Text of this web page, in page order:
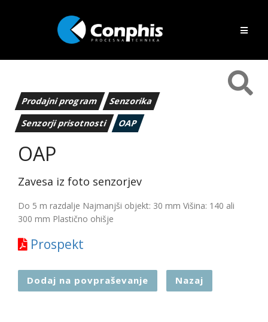
Prodajni program
Senzorika
Senzorji prisotnosti
OAP
OAP
Zavesa iz foto senzorjev
Do 5 m razdalje Najmanjši objekt: 30 mm Višina: 140 ali
300 mm Plastično ohišje
Prospekt
Dodaj na povpraševanje Nazaj